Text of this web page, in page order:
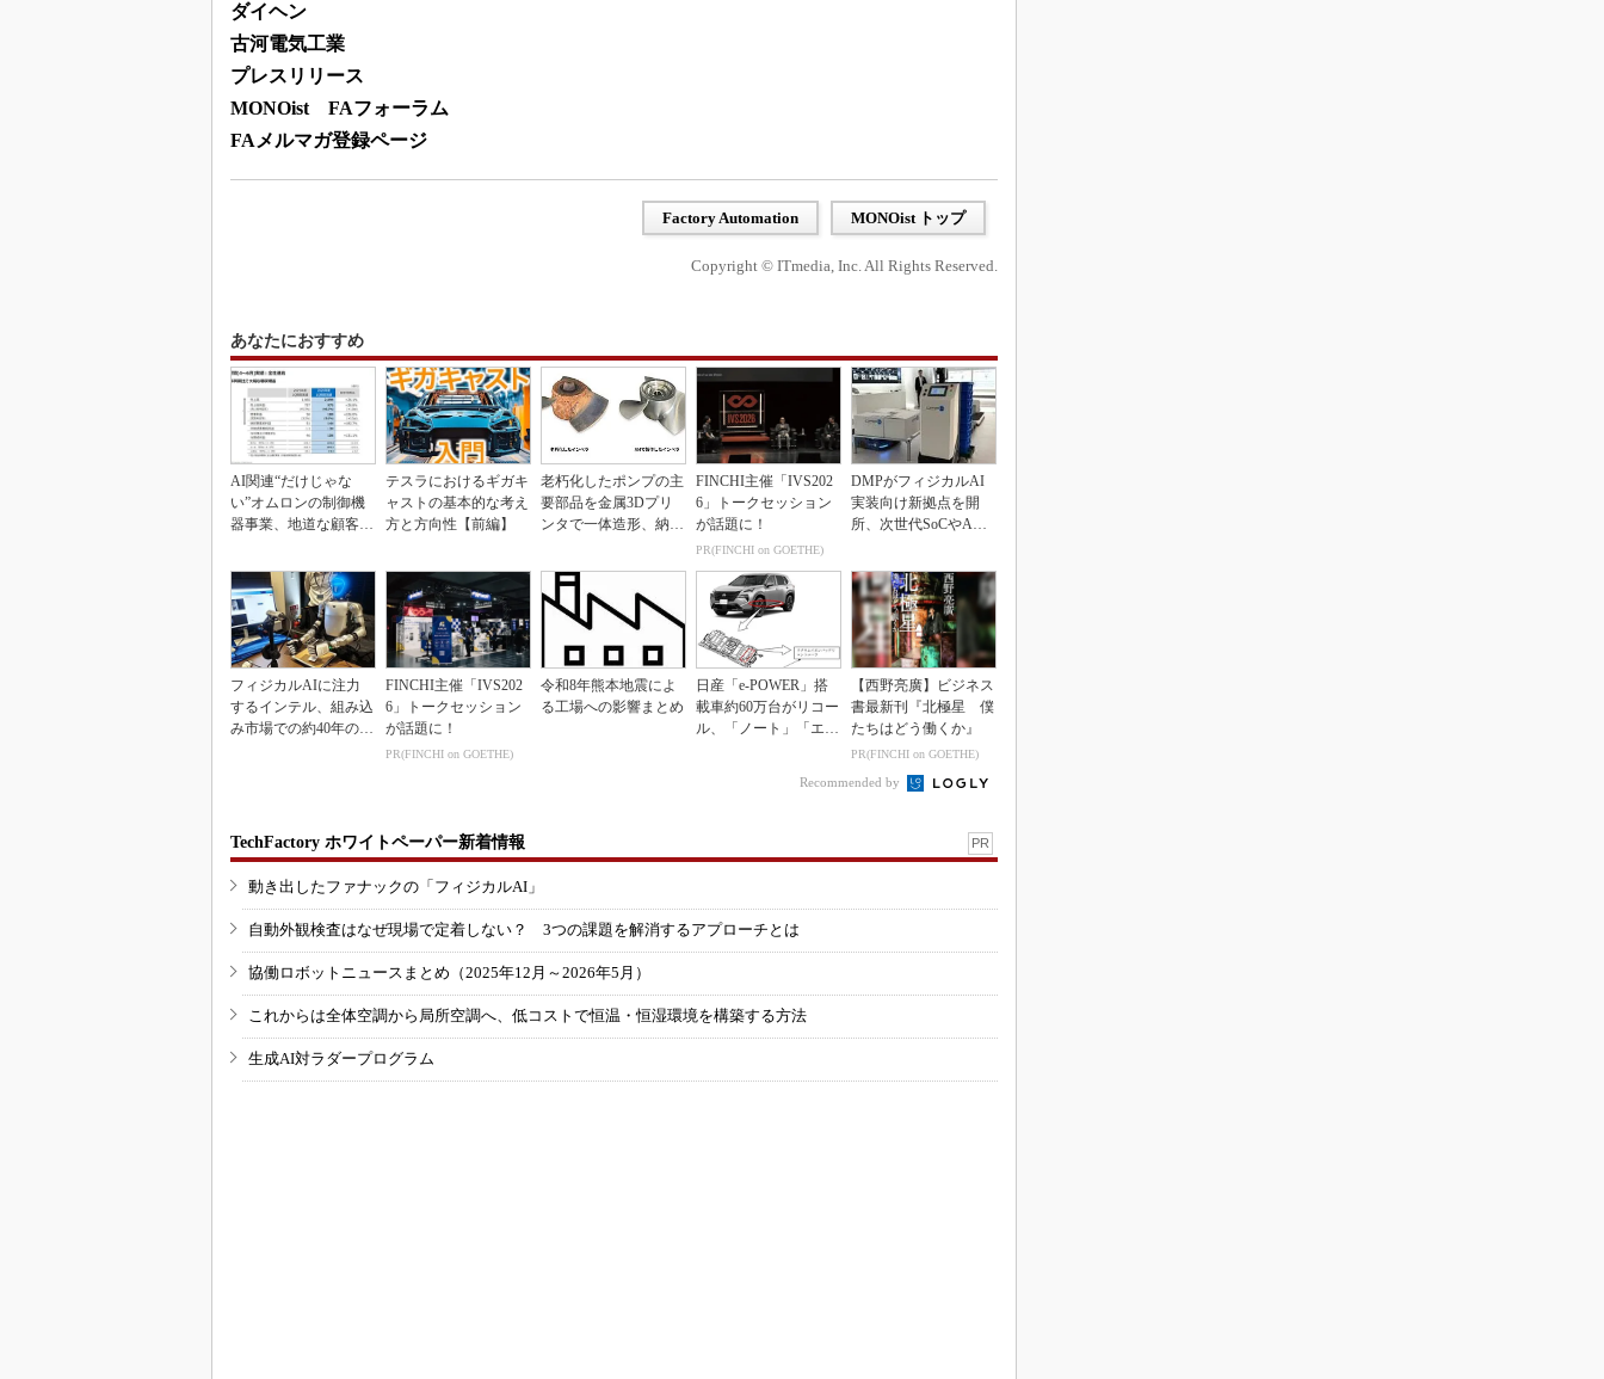
ダイヘン
古河電気工業
プレスリリース
MONOist FAフォーラム
FAメルマガ登録ページ
Factory Automation MONOist トップ
Copyright © ITmedia, Inc. All Rights Reserved.
あなたにおすすめ
AI関連“だけじゃな
い”オムロンの制御機
器事業、地道な顧客基
テスラにおけるギガキ
ャストの基本的な考え
方と方向性【前編】
老朽化したポンプの主
要部品を金属3Dプリ
ンタで一体造形、納期
FINCHI主催「IVS202
6」トークセッション
が話題に！
PR(FINCHI on GOETHE)
DMPがフィジカルAI
実装向け新拠点を開
所、次世代SoCやAM
フィジカルAIに注力
するインテル、組み込
み市場での約40年の実
FINCHI主催「IVS202
6」トークセッション
が話題に！
PR(FINCHI on GOETHE)
令和8年熊本地震によ
る工場への影響まとめ
日産「e-POWER」搭
載車約60万台がリコー
ル、「ノート」「エク
【西野亮廣】ビジネス
書最新刊『北極星 僕
たちはどう働くか』
PR(FINCHI on GOETHE)
Recommended by
TechFactory ホワイトペーパー新着情報 PR
動き出したファナックの「フィジカルAI」
自動外観検査はなぜ現場で定着しない？ 3つの課題を解消するアプローチとは
協働ロボットニュースまとめ（2025年12月～2026年5月）
これからは全体空調から局所空調へ、低コストで恒温・恒湿環境を構築する方法
生成AI対ラダープログラム